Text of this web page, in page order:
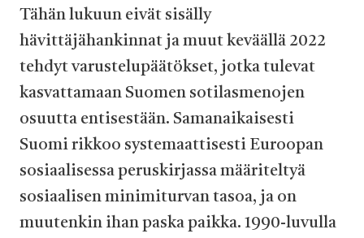
Tähän lukuun eivät sisälly
hävittäjähankinnat ja muut keväällä 2022
tehdyt varustelupäätökset, jotka tulevat
kasvattamaan Suomen sotilasmenojen
osuutta entisestään. Samanaikaisesti
Suomi rikkoo systemaattisesti Euroopan
sosiaalisessa peruskirjassa määriteltyä
sosiaalisen minimiturvan tasoa, ja on
muutenkin ihan paska paikka. 1990-luvulla